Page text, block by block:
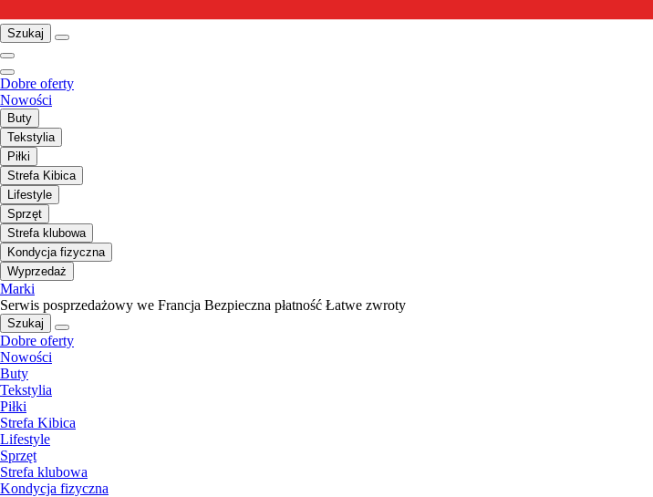
Szukaj
Dobre oferty
Nowości
Buty
Tekstylia
Piłki
Strefa Kibica
Lifestyle
Sprzęt
Strefa klubowa
Kondycja fizyczna
Wyprzedaż
Marki
Serwis posprzedażowy we Francja Bezpieczna płatność Łatwe zwroty
Szukaj
Dobre oferty
Nowości
Buty
Tekstylia
Piłki
Strefa Kibica
Lifestyle
Sprzęt
Strefa klubowa
Kondycja fizyczna